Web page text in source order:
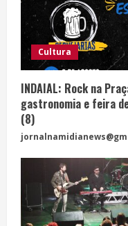
Cultura
INDAIAL: Rock na
gastronomia e feira
(8)